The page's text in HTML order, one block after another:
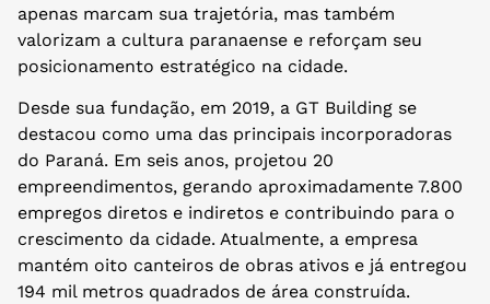
apenas marcam sua trajetória, mas também
valorizam a cultura paranaense e reforçam seu
posicionamento estratégico na cidade.
Desde sua fundação, em 2019, a GT Building se
destacou como uma das principais incorporadoras
do Paraná. Em seis anos, projetou 20
empreendimentos, gerando aproximadamente 7.800
empregos diretos e indiretos e contribuindo para o
crescimento da cidade. Atualmente, a empresa
mantém oito canteiros de obras ativos e já entregou
194 mil metros quadrados de área construída.